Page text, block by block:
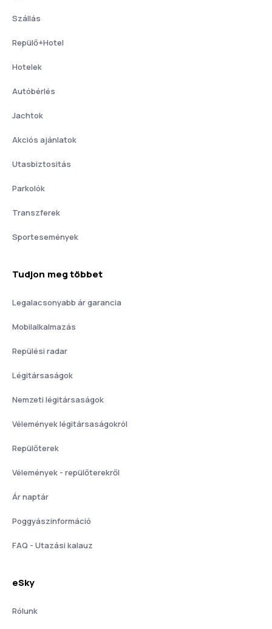
Szállás
Repülő+Hotel
Hotelek
Autóbérlés
Jachtok
Akciós ajánlatok
Utasbiztositás
Parkolók
Transzferek
Sportesemények
Tudjon meg többet
Legalacsonyabb ár garancia
Mobilalkalmazás
Repülési radar
Légitársaságok
Nemzeti légitársaságok
Vélemények légitársaságokról
Repülőterek
Vélemények - repülőterekről
Ár naptár
Poggyászinformáció
FAQ - Utazási kalauz
eSky
Rólunk